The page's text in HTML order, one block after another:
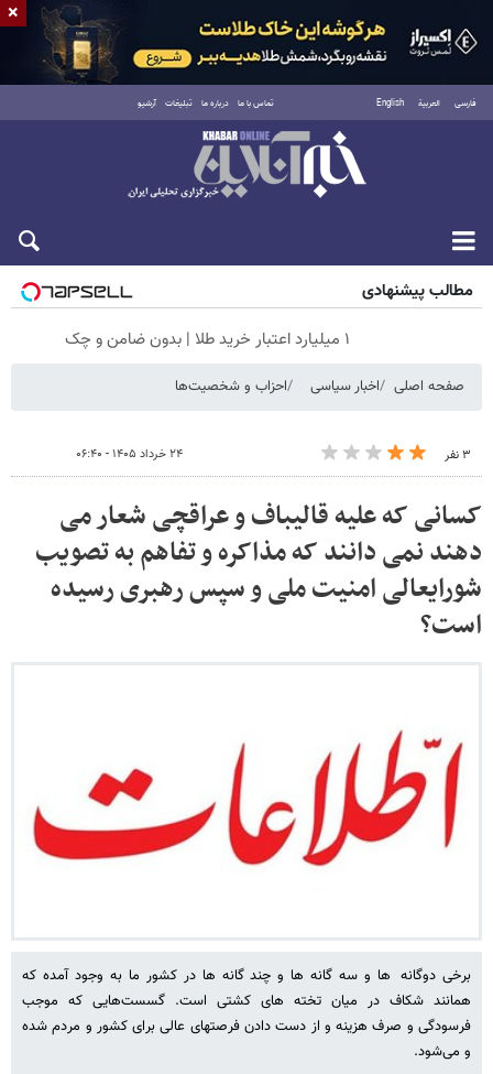
فارسی العربية English تماس با ما درباره ما تبلیغات آرشیو
جمعه ۱۶ مرداد ۱۴۰۵
مطالب پیشنهادی
۱ میلیارد اعتبار خرید طلا | بدون ضامن و چک
صفحه اصلی اخبار سیاسی احزاب و شخصیت‌ها
۳ نفر ۲۴ خرداد ۱۴۰۵ - ۰۶:۴۰
کسانی که علیه قالیباف و عراقچی شعار می
دهند نمی دانند که مذاکره و تفاهم به تصویب
شورایعالی امنیت ملی و سپس رهبری رسیده
است؟
برخی دوگانه ها و سه گانه ها و چند گانه ها در کشور ما به وجود آمده که
همانند شکاف در میان تخته های کشتی است. گسست‌هایی که موجب
فرسودگی و صرف هزینه و از دست دادن فرصتهای عالی برای کشور و مردم شده
و می‌شود.
×